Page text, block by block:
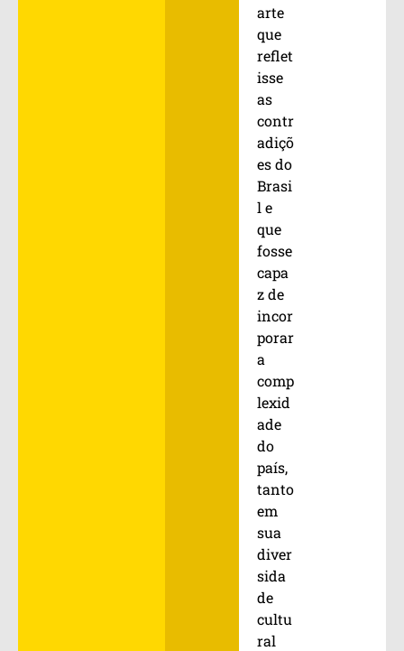
arte
que
reflet
isse
as
contr
adiçõ
es do
Brasi
l e
que
fosse
capa
z de
incor
porar
a
comp
lexid
ade
do
país,
tanto
em
sua
diver
sida
de
cultu
ral